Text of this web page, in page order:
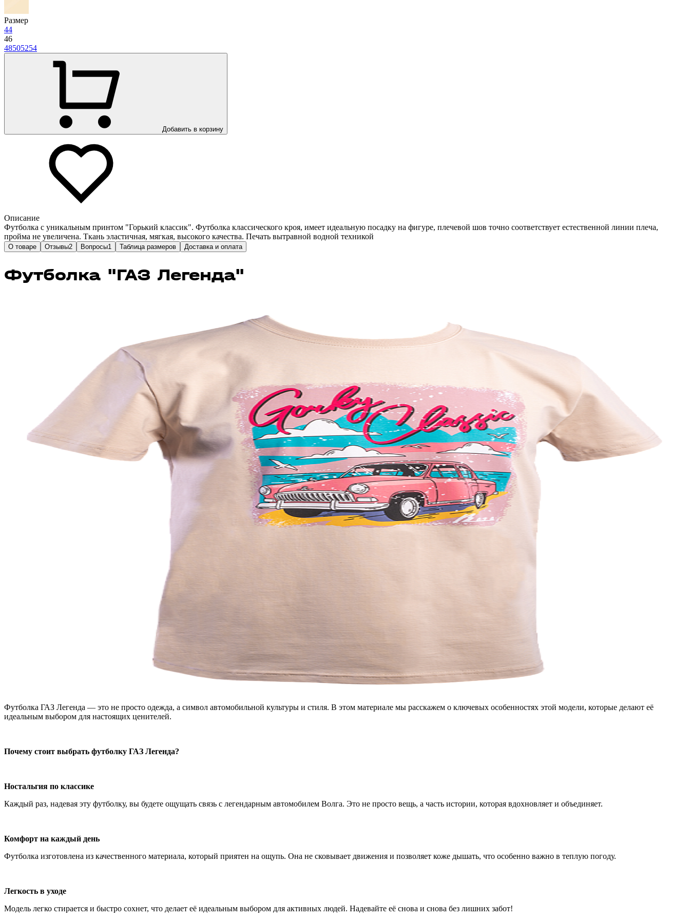
Размер
44
46
48505254
Добавить в корзину
Описание
Футболка с уникальным принтом "Горький классик". Футболка классического кроя, имеет идеальную посадку на фигуре, плечевой шов точно соответствует естественной линии плеча,
пройма не увеличена. Ткань эластичная, мягкая, высокого качества. Печать вытравной водной техникой
О товаре Отзывы2 Вопросы1 Таблица размеров Доставка и оплата
Футболка "ГАЗ Легенда"
Футболка ГАЗ Легенда — это не просто одежда, а символ автомобильной культуры и стиля. В этом материале мы расскажем о ключевых особенностях этой модели, которые делают её
идеальным выбором для настоящих ценителей.
Почему стоит выбрать футболку ГАЗ Легенда?
Ностальгия по классике
Каждый раз, надевая эту футболку, вы будете ощущать связь с легендарным автомобилем Волга. Это не просто вещь, а часть истории, которая вдохновляет и объединяет.
Комфорт на каждый день
Футболка изготовлена из качественного материала, который приятен на ощупь. Она не сковывает движения и позволяет коже дышать, что особенно важно в теплую погоду.
Легкость в уходе
Модель легко стирается и быстро сохнет, что делает её идеальным выбором для активных людей. Надевайте её снова и снова без лишних забот!